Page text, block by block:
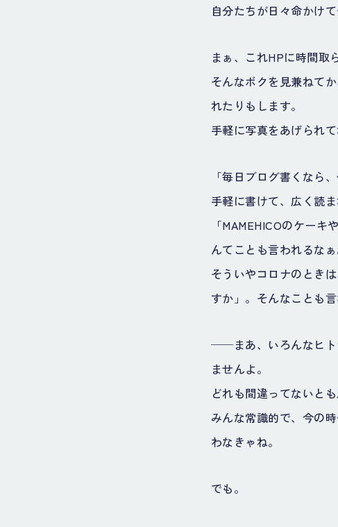
自分たちが日々命かけ
まぁ、これHPに時間取
そんなボクを見兼ねて
れたりもします。
手軽に写真をあげられ
「毎日ブログ書くなら
手軽に書けて、広く読
「MAMEHICOのケー
んてことも言われるなぁ
そういやコロナのとき
すか」。そんなことも言
──まあ、いろんなヒト
ませんよ。
どれも間違ってないとも
みんな常識的で、今の
わなきゃね。
でも。